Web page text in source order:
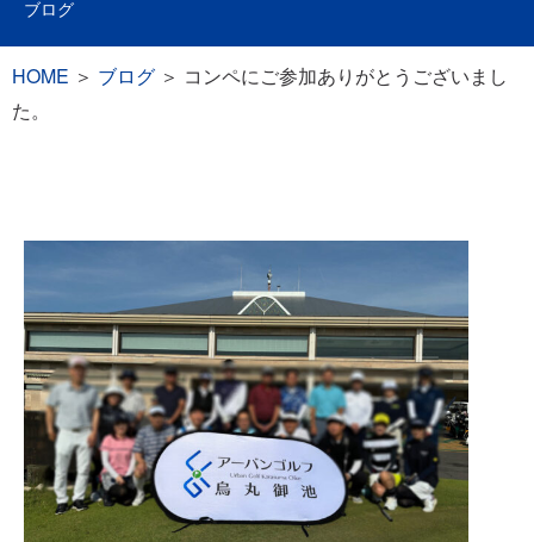
ブログ
HOME ＞ ブログ ＞ コンペにご参加ありがとうございまし
た。